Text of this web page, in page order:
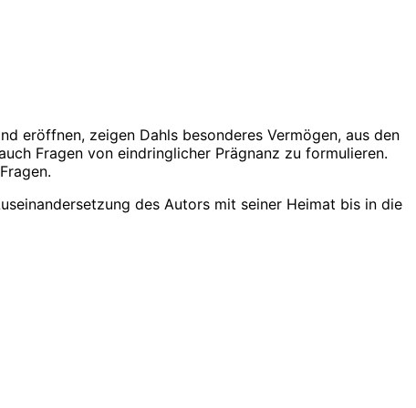
eröffnen, zeigen Dahls besonderes Vermögen, aus den
Fragen von eindringlicher Prägnanz zu formulieren.
des Autors mit seiner Heimat bis in die